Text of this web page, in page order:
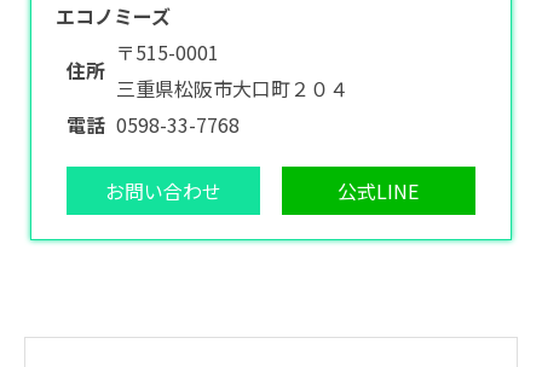
エコノミーズ
住所
〒515-0001
三重県松阪市大口町２０４
電話 0598-33-7768
お問い合わせ 公式LINE